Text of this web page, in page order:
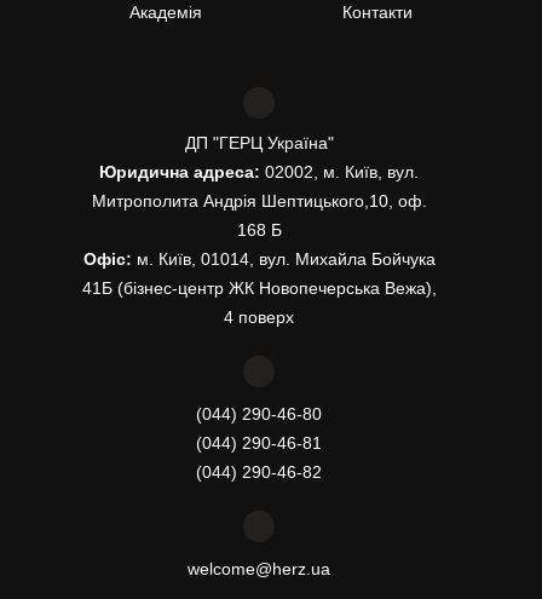
Академія Контакти
ДП "ГЕРЦ Україна"
Юридична адреса: 02002, м. Київ, вул.
Митрополита Андрія Шептицького,10, оф.
168 Б
Офіс: м. Київ, 01014, вул. Михайла Бойчука
41Б (бізнес-центр ЖК Новопечерська Вежа),
4 поверх
(044) 290-46-80
(044) 290-46-81
(044) 290-46-82
welcome@herz.ua